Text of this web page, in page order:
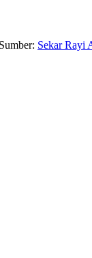
Sekar Rayi